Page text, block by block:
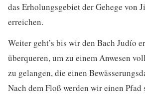
das Erholungsgebiet der Gehege von
erreichen.
Weiter geht’s bis wir den Bach Judío
überqueren, um zu einem Anwesen
zu gelangen, die einen
Nach dem Floß werden wir einen Pfad